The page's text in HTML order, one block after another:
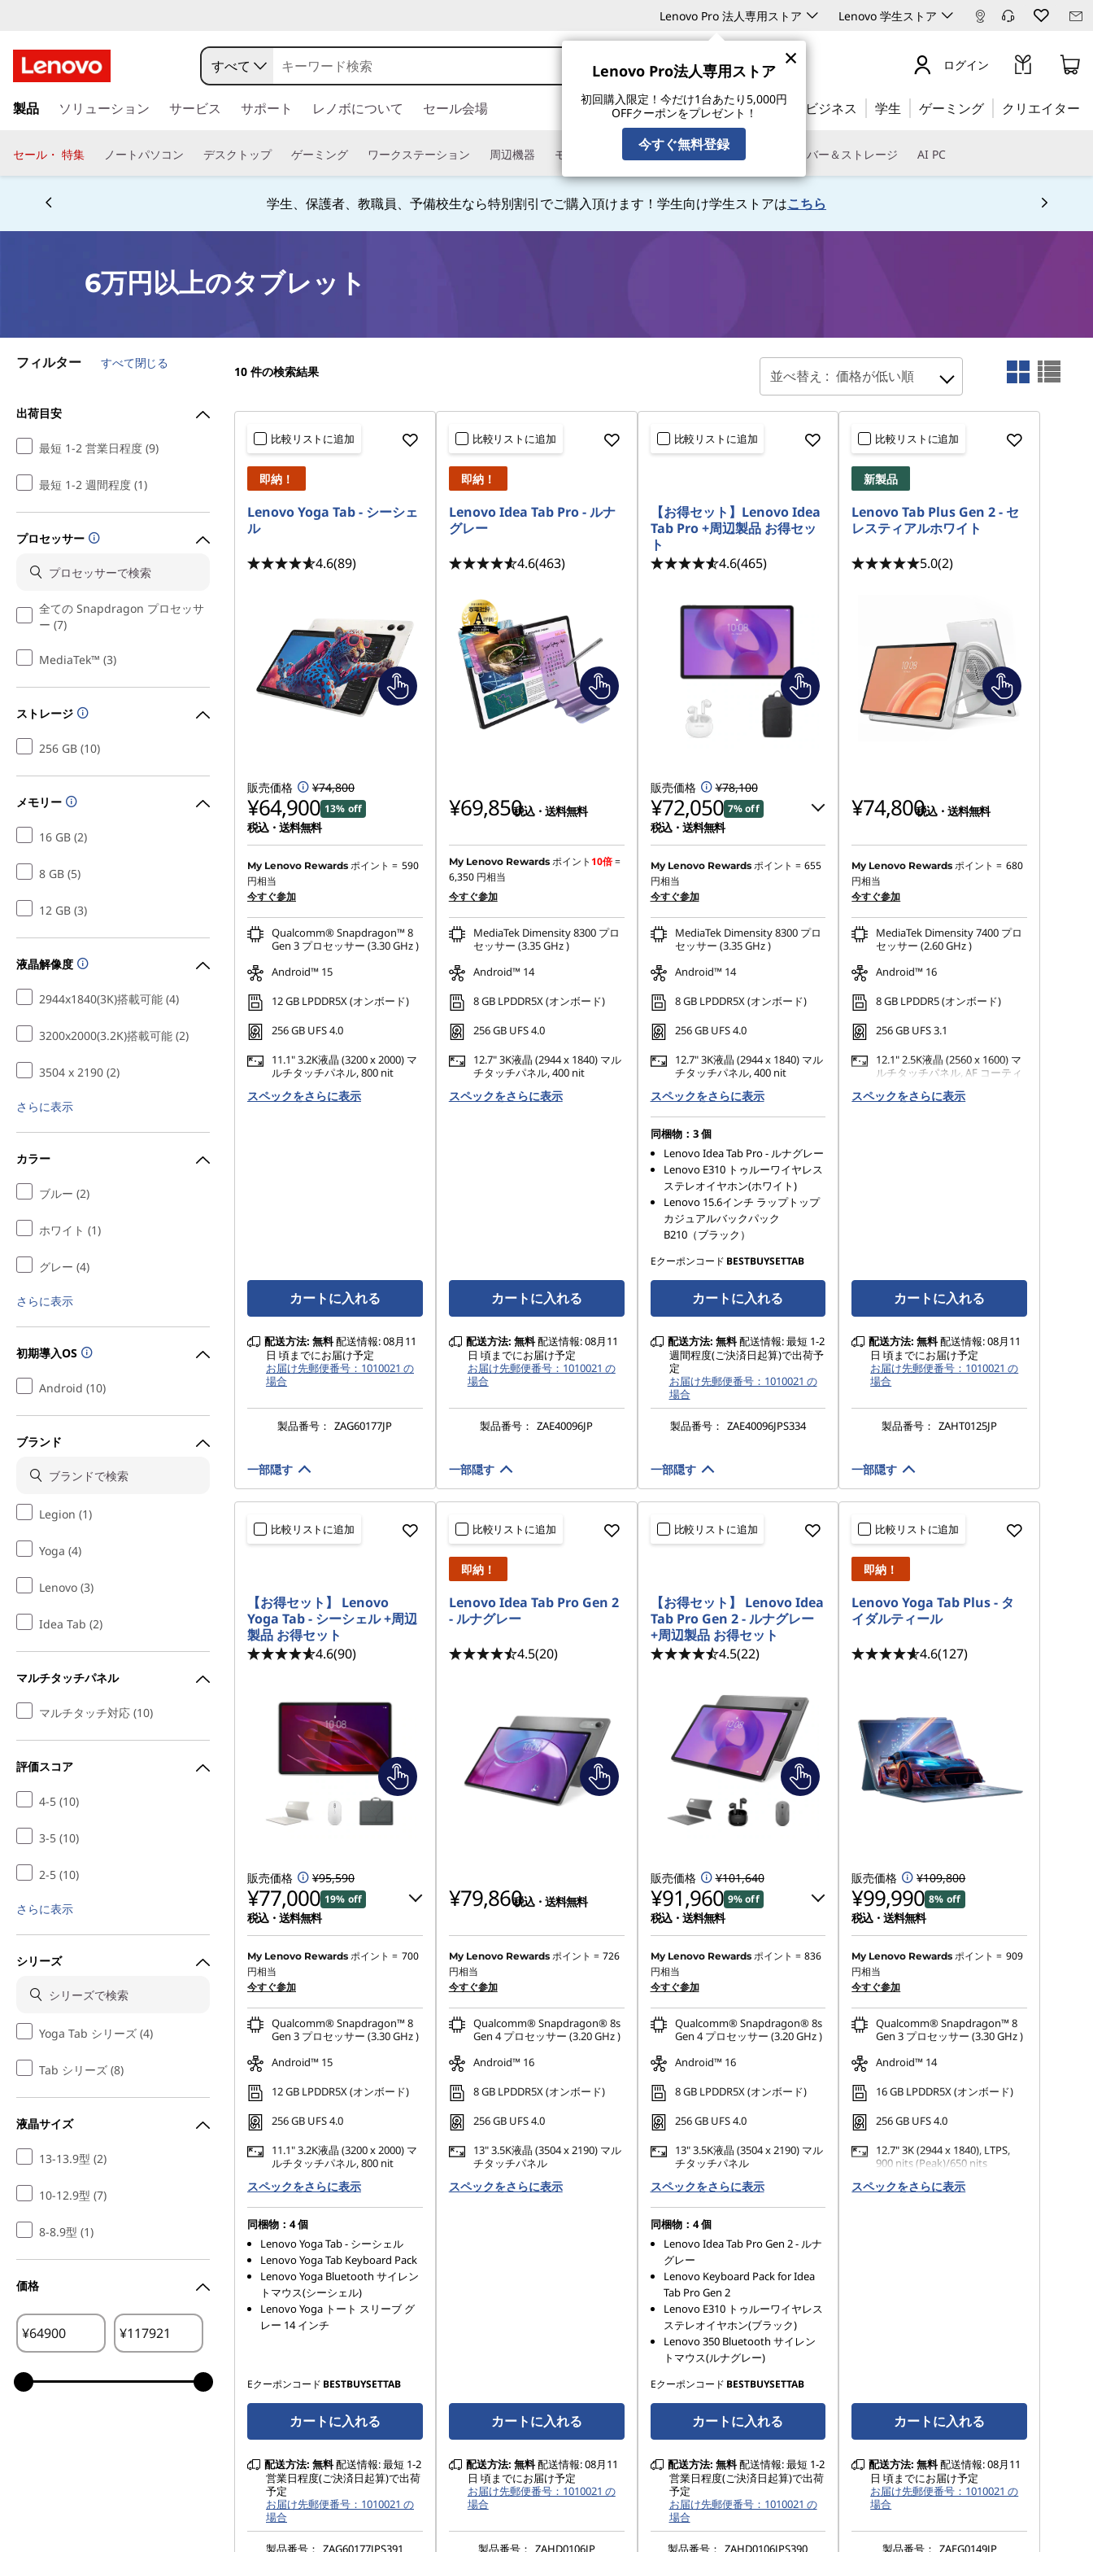
万
円
上
タ
ッ
Lenovo Pro 法人専用ストア
×
Lenovo Pro法人専用ストア
初回購入限定！今だけ1台あたり5,000円
OFFクーポンをプレゼント！
今すぐ無料登録
Lenovo 学生ストア
イ
コ
ン
す
すべて ログイン
製品 ソリューション サービス サポート レノボについて セール会場 公式ストア: ビジネス 学生 ゲーミング クリエイター
セール・ 特集 ノートパソコン デスクトップ ゲーミング ワークステーション 周辺機器 モニター タブレット ソフトウェア サーバー＆ストレージ AI PC
お電話購入相談窓口 ☎ 法人:0120-148-333 法人専用ストア会員登録 (無料) 詳細はこちら 専用会場は
6万円以上のタブレット
フィルター すべて閉じる
出荷目安
最短 1-2 営業日程度 (9)
最短 1-2 週間程度 (1)
プロセッサー
全ての Snapdragon プロセッサ
ー (7)
MediaTek™ (3)
ストレージ
256 GB (10)
メモリー
16 GB (2)
8 GB (5)
12 GB (3)
液晶解像度
2944x1840(3K)搭載可能 (4)
3200x2000(3.2K)搭載可能 (2)
3504 x 2190 (2)
さらに表示
カラー
ブルー (2)
ホワイト (1)
グレー (4)
さらに表示
初期導入OS
Android (10)
ブランド
Legion (1)
Yoga (4)
Lenovo (3)
Idea Tab (2)
マルチタッチパネル
マルチタッチ対応 (10)
評価スコア
4-5 (10)
3-5 (10)
2-5 (10)
さらに表示
シリーズ
Yoga Tab シリーズ (4)
Tab シリーズ (8)
液晶サイズ
13-13.9型 (2)
10-12.9型 (7)
8-8.9型 (1)
価格
¥ ¥
10 件の検索結果 並べ替え : 価格が低い順
比較リストに追加
即納！
Lenovo Yoga Tab - シーシェ
ル
4.6(89)
販売価格 ¥74,800
¥64,900 13% off
税込・送料無料
My Lenovo Rewards ポイント = 590
円相当
今すぐ参加
Qualcomm® Snapdragon™ 8
Gen 3 プロセッサー (3.30 GHz )
Android™ 15
12 GB LPDDR5X (オンボード)
256 GB UFS 4.0
11.1" 3.2K液晶 (3200 x 2000) マ
ルチタッチパネル, 800 nit
スペックをさらに表示
カートに入れる
配送方法: 無料配送情報: 08月11
日 頃までにお届け予定
お届け先郵便番号：1010021 の
場合
製品番号： ZAG60177JP
一部隠す
比較リストに追加
即納！
Lenovo Idea Tab Pro - ルナ
グレー
4.6(463)
¥69,850税込・送料無料
My Lenovo Rewards ポイント 10倍=
6,350円相当
今すぐ参加
MediaTek Dimensity 8300 プロ
セッサー (3.35 GHz )
Android™ 14
8 GB LPDDR5X (オンボード)
256 GB UFS 4.0
12.7" 3K液晶 (2944 x 1840) マル
チタッチパネル, 400 nit
スペックをさらに表示
カートに入れる
配送方法: 無料配送情報: 08月11
日 頃までにお届け予定
お届け先郵便番号：1010021 の
場合
製品番号： ZAE40096JP
一部隠す
比較リストに追加
【お得セット】Lenovo Idea
Tab Pro +周辺製品 お得セッ
ト
4.6(465)
販売価格 ¥78,100
¥72,050 7% off
税込・送料無料
特別割引 : -¥1,790
または
Eクーポン割引 :-¥6,050
*特典の併用はできません
My Lenovo Rewards ポイント = 655
円相当
今すぐ参加
MediaTek Dimensity 8300 プロ
セッサー (3.35 GHz )
Android™ 14
8 GB LPDDR5X (オンボード)
256 GB UFS 4.0
12.7" 3K液晶 (2944 x 1840) マル
チタッチパネル, 400 nit
スペックをさらに表示
同梱物：3 個
Lenovo Idea Tab Pro - ルナグレー
Lenovo E310 トゥルーワイヤレス
ステレオイヤホン(ホワイト)
Lenovo 15.6インチ ラップトップ
カジュアルバックパック
B210（ブラック）
Eクーポンコード BESTBUYSETTAB
カートに入れる
配送方法: 無料配送情報: 最短 1-2
週間程度(ご決済日起算)で出荷予
定
お届け先郵便番号：1010021 の
場合
製品番号： ZAE40096JPS334
一部隠す
比較リストに追加
新製品
Lenovo Tab Plus Gen 2 - セ
レスティアルホワイト
5.0(2)
¥74,800税込・送料無料
My Lenovo Rewards ポイント = 680
円相当
今すぐ参加
MediaTek Dimensity 7400 プロ
セッサー (2.60 GHz )
Android™ 16
8 GB LPDDR5 (オンボード)
256 GB UFS 3.1
12.1" 2.5K液晶 (2560 x 1600) マ
ルチタッチパネル, AF コーティ
スペックをさらに表示
カートに入れる
配送方法: 無料配送情報: 08月11
日 頃までにお届け予定
お届け先郵便番号：1010021 の
場合
製品番号： ZAHT0125JP
一部隠す
比較リストに追加
【お得セット】 Lenovo
Yoga Tab - シーシェル +周辺
製品 お得セット
4.6(90)
販売価格 ¥95,590
¥77,000 19% off
税込・送料無料
特別割引 : -¥9,900
または
Eクーポン割引 :-¥18,590
*特典の併用はできません
My Lenovo Rewards ポイント = 700
円相当
今すぐ参加
Qualcomm® Snapdragon™ 8
Gen 3 プロセッサー (3.30 GHz )
Android™ 15
12 GB LPDDR5X (オンボード)
256 GB UFS 4.0
11.1" 3.2K液晶 (3200 x 2000) マ
ルチタッチパネル, 800 nit
スペックをさらに表示
同梱物：4 個
Lenovo Yoga Tab - シーシェル
Lenovo Yoga Tab Keyboard Pack
Lenovo Yoga Bluetooth サイレン
トマウス(シーシェル)
Lenovo Yoga トート スリーブ グ
レー 14 インチ
Eクーポンコード BESTBUYSETTAB
カートに入れる
配送方法: 無料配送情報: 最短 1-2
営業日程度(ご決済日起算)で出荷
予定
お届け先郵便番号：1010021 の
場合
製品番号： ZAG60177JPS391
比較リストに追加
即納！
Lenovo Idea Tab Pro Gen 2
- ルナグレー
4.5(20)
¥79,860税込・送料無料
My Lenovo Rewards ポイント = 726
円相当
今すぐ参加
Qualcomm® Snapdragon® 8s
Gen 4 プロセッサー (3.20 GHz )
Android™ 16
8 GB LPDDR5X (オンボード)
256 GB UFS 4.0
13" 3.5K液晶 (3504 x 2190) マル
チタッチパネル
スペックをさらに表示
カートに入れる
配送方法: 無料配送情報: 08月11
日 頃までにお届け予定
お届け先郵便番号：1010021 の
場合
製品番号： ZAHD0106JP
比較リストに追加
【お得セット】 Lenovo Idea
Tab Pro Gen 2 - ルナグレー
+周辺製品 お得セット
4.5(22)
販売価格 ¥101,640
¥91,960 9% off
税込・送料無料
特別割引 : -¥400
または
Eクーポン割引 :-¥9,680
*特典の併用はできません
My Lenovo Rewards ポイント = 836
円相当
今すぐ参加
Qualcomm® Snapdragon® 8s
Gen 4 プロセッサー (3.20 GHz )
Android™ 16
8 GB LPDDR5X (オンボード)
256 GB UFS 4.0
13" 3.5K液晶 (3504 x 2190) マル
チタッチパネル
スペックをさらに表示
同梱物：4 個
Lenovo Idea Tab Pro Gen 2 - ルナ
グレー
Lenovo Keyboard Pack for Idea
Tab Pro Gen 2
Lenovo E310 トゥルーワイヤレス
ステレオイヤホン(ブラック)
Lenovo 350 Bluetooth サイレン
トマウス(ルナグレー)
Eクーポンコード BESTBUYSETTAB
カートに入れる
配送方法: 無料配送情報: 最短 1-2
営業日程度(ご決済日起算)で出荷
予定
お届け先郵便番号：1010021 の
場合
製品番号： ZAHD0106JPS390
比較リストに追加
即納！
Lenovo Yoga Tab Plus - タ
イダルティール
4.6(127)
販売価格 ¥109,800
¥99,990 8% off
税込・送料無料
My Lenovo Rewards ポイント = 909
円相当
今すぐ参加
Qualcomm® Snapdragon™ 8
Gen 3 プロセッサー (3.30 GHz )
Android™ 14
16 GB LPDDR5X (オンボード)
256 GB UFS 4.0
12.7" 3K (2944 x 1840), LTPS,
900 nits (Peak)/650 nits
スペックをさらに表示
カートに入れる
配送方法: 無料配送情報: 08月11
日 頃までにお届け予定
お届け先郵便番号：1010021 の
場合
製品番号： ZAEG0149JP